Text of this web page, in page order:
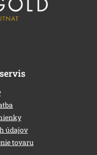
údajov
tovaru